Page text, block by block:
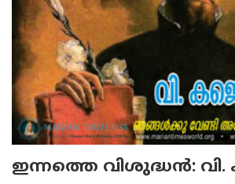
ഇന്നത്തെ വിശുദ്ധന്‍: വി.